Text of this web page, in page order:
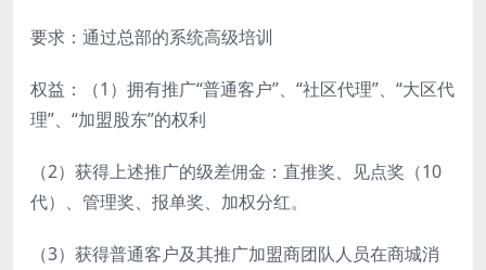
要求：通过总部的系统高级培训
权益：（1）拥有推广“普通客户”、“社区代理”、“大区代
理”、“加盟股东”的权利
（2）获得上述推广的级差佣金：直推奖、见点奖（10
代）、管理奖、报单奖、加权分红。
（3）获得普通客户及其推广加盟商团队人员在商城消